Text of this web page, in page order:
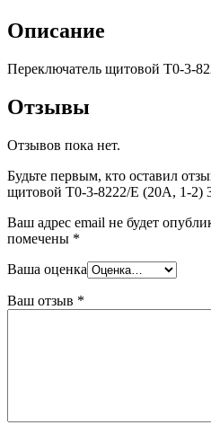
Описание
Переключатель щитовой T0-3-
Отзывы
Отзывов пока нет.
Будьте первым, кто оставил
щитовой T0-3-8222/E (20А, 1-2)
Ваш адрес email не будет
помечены *
Ваша оценка
Ваш отзыв *